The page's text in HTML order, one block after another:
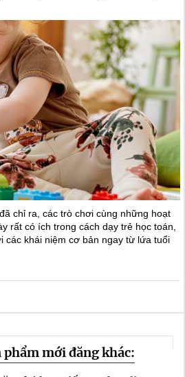
chỉ ra, các trò chơi cùng những hoạt
rất có ích trong cách dạy trẻ học toán,
các khái niệm cơ bản ngay từ lứa tuổi
mới đăng khác: